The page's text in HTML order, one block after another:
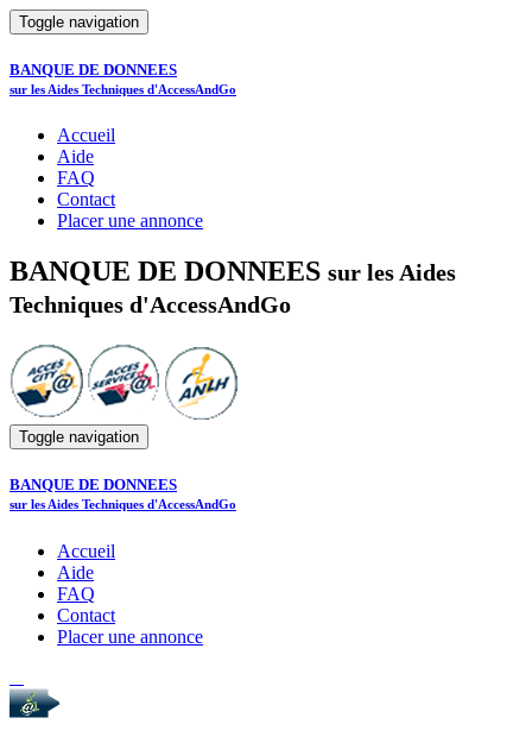
Toggle navigation
BANQUE DE DONNEES
sur les Aides Techniques d'AccessAndGo
Accueil
Aide
FAQ
Contact
Placer une annonce
BANQUE DE DONNEES sur les Aides
Techniques d'AccessAndGo
Toggle navigation
BANQUE DE DONNEES
sur les Aides Techniques d'AccessAndGo
Accueil
Aide
FAQ
Contact
Placer une annonce